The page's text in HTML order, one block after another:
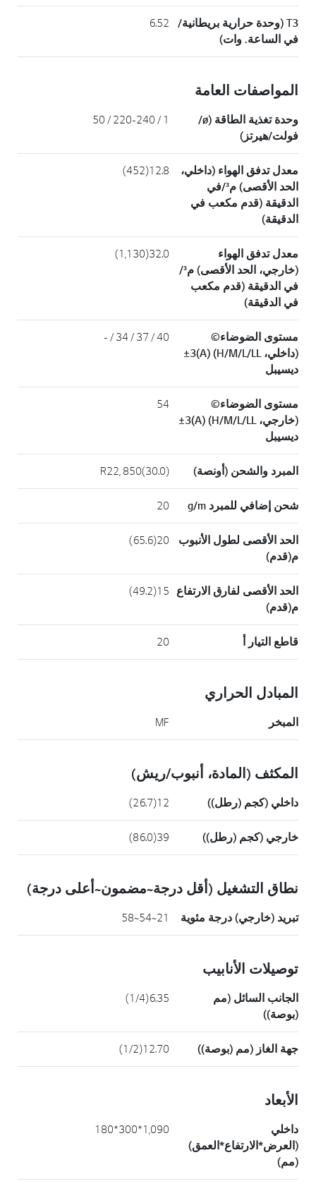
T3 (وحدة حرارية بريطانية/
في الساعة. وات)
6.52
المواصفات العامة
وحدة تغذية الطاقة (ø/
فولت/هيرتز)
1 / 220-240 / 50
معدل تدفق الهواء (داخلي،
الحد الأقصى) م³/في
الدقيقة (قدم مكعب في
الدقيقة)
12.8(452)
معدل تدفق الهواء
(خارجي، الحد الأقصى) م³/
في الدقيقة (قدم مكعب
في الدقيقة)
32.0(1,130)
مستوى الضوضاء©
(داخلي، H/M/L/LL) (A)±3
ديسيبل
40 / 37 / 34 / -
مستوى الضوضاء©
(خارجي، H/M/L/LL) (A)±3
ديسيبل
54
المبرد والشحن (أونصة) R22, 850(30.0)
شحن إضافي للمبرد g/m 20
الحد الأقصى لطول الأنبوب
م(قدم)
20(65.6)
الحد الأقصى لفارق الارتفاع
م(قدم)
15(49.2)
قاطع التيار أ 20
المبادل الحراري
المبخر MF
المكثف (المادة، أنبوب/ريش)
داخلي (كجم (رطل)) 12(26.7)
خارجي (كجم (رطل)) 39(86.0)
نطاق التشغيل (أقل درجة~مضمون~أعلى درجة)
تبريد (خارجي) درجة مئوية 21~54~58
توصيلات الأنابيب
الجانب السائل (مم
(بوصة))
6.35(1/4)
جهة الغاز (مم (بوصة)) 12.70(1/2)
الأبعاد
داخلي
(العرض*الارتفاع*العمق)
(مم)
1,090*300*180